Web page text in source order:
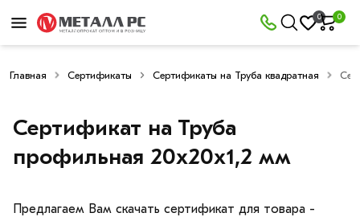
0 0
Главная Сертификаты Сертификаты на Труба квадратная
Сертификат на Труба
профильная 20х20х1,2 мм
Предлагаем Вам скачать сертификат для товара -